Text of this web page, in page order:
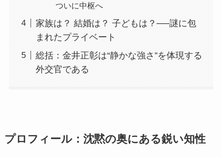
ついに中枢へ
家族は？ 結婚は？ 子どもは？──謎に包
まれたプライベート
総括：金井正彰は“静かな強さ”を体現する
外交官である
プロフィール：沈黙の奥にある鋭い知性